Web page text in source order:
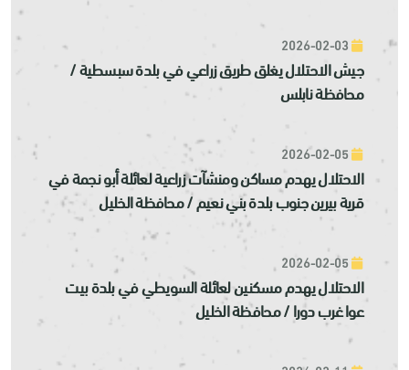
جيش الاحتلال يغلق طريق زراعي في بلدة سبسطية /
محافظة نابلس
الاحتلال يهدم مساكن ومنشآت زراعية لعائلة أبو نجمة في
قرية بيرين جنوب بلدة بني نعيم / محافظة الخليل
الاحتلال يهدم مسكنين لعائلة السويطي في بلدة بيت
عوا غرب دورا / محافظة الخليل